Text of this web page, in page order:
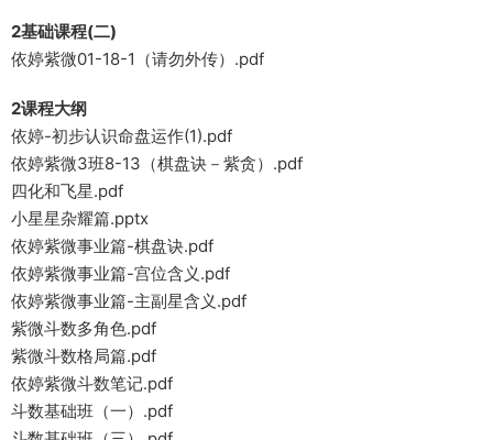
2基础课程(二)
依婷紫微01-18-1（请勿外传）.pdf
2课程大纲
依婷-初步认识命盘运作(1).pdf
依婷紫微3班8-13（棋盘诀－紫贪）.pdf
四化和飞星.pdf
小星星杂耀篇.pptx
依婷紫微事业篇-棋盘诀.pdf
依婷紫微事业篇-宫位含义.pdf
依婷紫微事业篇-主副星含义.pdf
紫微斗数多角色.pdf
紫微斗数格局篇.pdf
依婷紫微斗数笔记.pdf
斗数基础班（一）.pdf